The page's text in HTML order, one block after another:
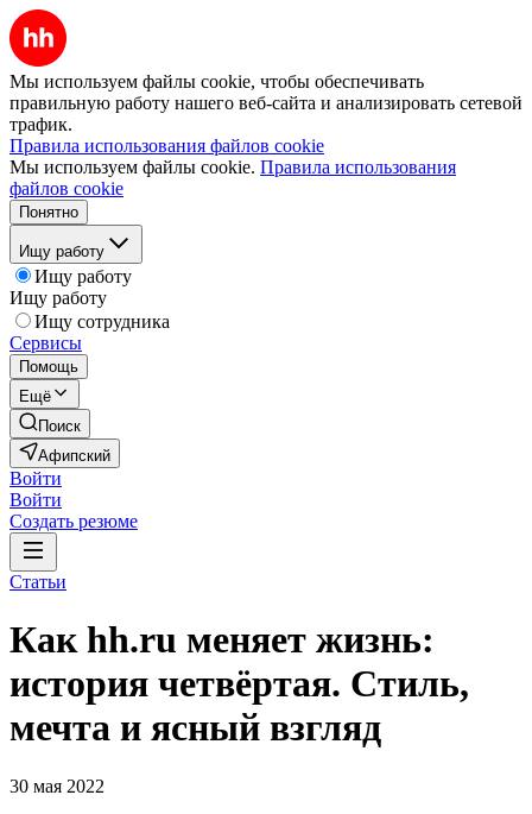
Мы используем файлы cookie, чтобы обеспечивать
правильную работу нашего веб-сайта и анализировать сетевой
трафик.
Правила использования файлов cookie
Мы используем файлы cookie. Правила использования
файлов cookie
Понятно
Ищу работу
Ищу работу
Ищу работу
Ищу сотрудника
Сервисы
Помощь
Ещё
Поиск
Афипский
Войти
Войти
Создать резюме
Статьи
Как hh.ru меняет жизнь:
история четвёртая. Стиль,
мечта и ясный взгляд
30 мая 2022